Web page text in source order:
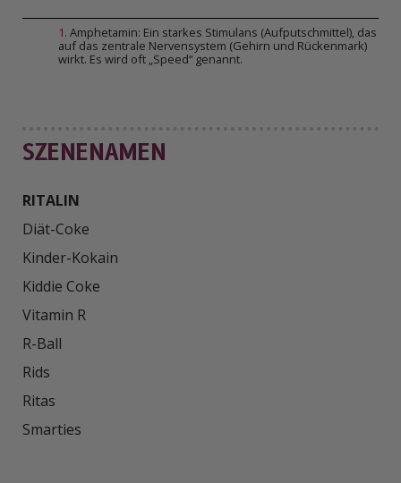
1. Amphetamin: Ein starkes Stimulans (Aufputschmittel), das
auf das zentrale Nervensystem (Gehirn und Rückenmark)
wirkt. Es wird oft „Speed“ genannt.
SZENENAMEN
RITALIN
Diät-Coke
Kinder-Kokain
Kiddie Coke
Vitamin R
R-Ball
Rids
Ritas
Smarties